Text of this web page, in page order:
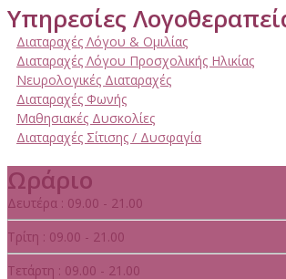
Υπηρεσίες
Διαταραχές Λόγου & Ομιλίας
Διαταραχές Λόγου Προσχολικής Ηλικίας
Νευρολογικές Διαταραχές
Διαταραχές Φωνής
Μαθησιακές Δυσκολίες
Διαταραχές Σίτισης / Δυσφαγία
Ωράριο
Δευτέρα : 09.00 - 21.00
Τρίτη : 09.00 - 21.00
Τετάρτη : 09.00 - 21.00